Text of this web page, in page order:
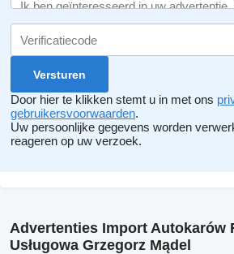
Door hier te klikken stemt u in met ons
gebruikersvoorwaarden.
Uw persoonlijke gegevens worden
reageren op uw verzoek.
Advertenties Import Autokarów
Usługowa Grzegorz Mądel